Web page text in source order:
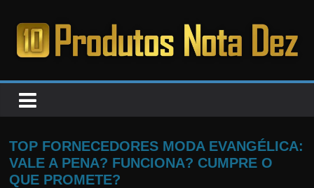
para
conteúdo
PRODUTOS
NOTA
DEZ
C
TOP FORNECEDORES MODA EVANGÉLICA:
VALE A PENA? FUNCIONA? CUMPRE O
QUE PROMETE?